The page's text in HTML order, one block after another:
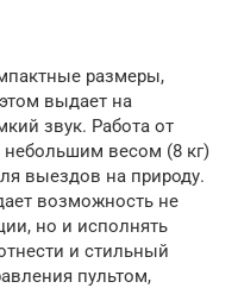
размеры,
выдает на
звук. Работа от
небольшим весом (8 кг)
выездов на природу.
возможность не
но и исполнять
и стильный
пультом,